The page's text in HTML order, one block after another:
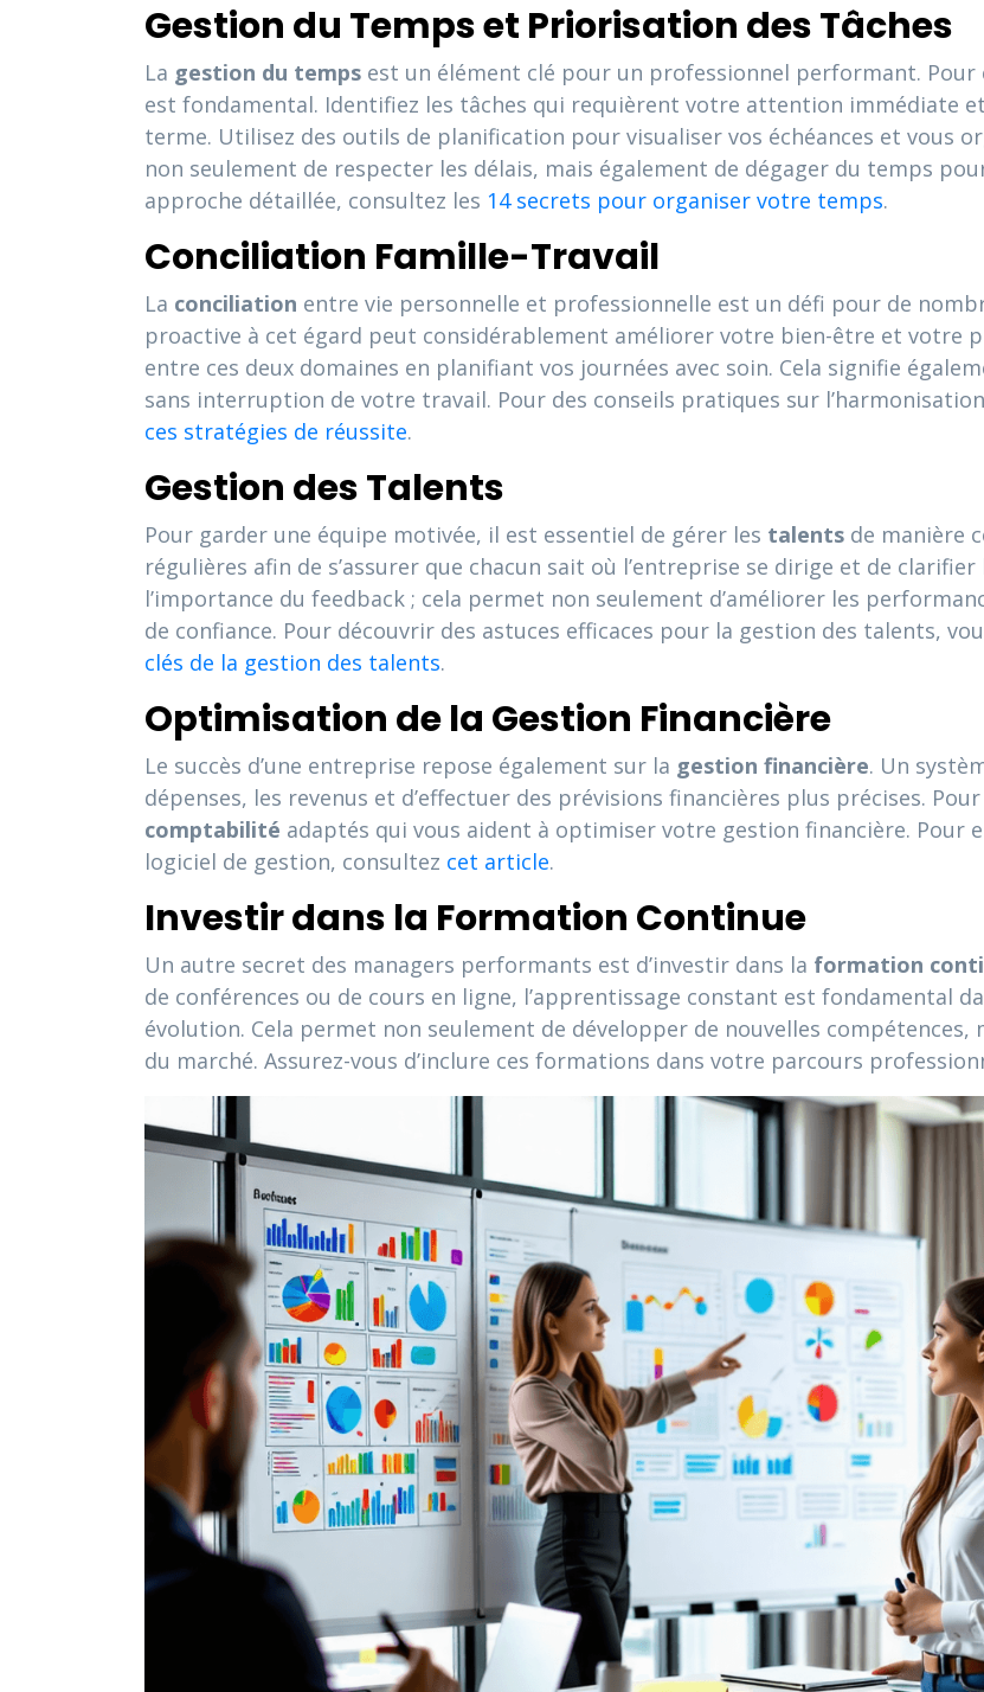
Gestion du Temps et Priorisation des Tâches
La gestion du temps est un élément clé pour un professionnel performant.
est fondamental. Identifiez les tâches qui requièrent votre attention immédiate
terme. Utilisez des outils de planification pour visualiser vos échéances et vous
non seulement de respecter les délais, mais également de dégager du temps
approche détaillée, consultez les 14 secrets pour organiser votre temps.
Conciliation Famille-Travail
La conciliation entre vie personnelle et professionnelle est un défi pour de
proactive à cet égard peut considérablement améliorer votre bien-être et votre
entre ces deux domaines en planifiant vos journées avec soin. Cela signifie
sans interruption de votre travail. Pour des conseils pratiques sur
ces stratégies de réussite.
Gestion des Talents
Pour garder une équipe motivée, il est essentiel de gérer les talents de manière
régulières afin de s’assurer que chacun sait où l’entreprise se dirige et de
l’importance du feedback ; cela permet non seulement d’améliorer les
de confiance. Pour découvrir des astuces efficaces pour la gestion des talents,
clés de la gestion des talents.
Optimisation de la Gestion Financière
Le succès d’une entreprise repose également sur la gestion financière. Un
dépenses, les revenus et d’effectuer des prévisions financières plus précises.
comptabilité adaptés qui vous aident à optimiser votre gestion financière. Pour
logiciel de gestion, consultez cet article.
Investir dans la Formation Continue
Un autre secret des managers performants est d’investir dans la formation
de conférences ou de cours en ligne, l’apprentissage constant est fondamental
évolution. Cela permet non seulement de développer de nouvelles
du marché. Assurez-vous d’inclure ces formations dans votre parcours